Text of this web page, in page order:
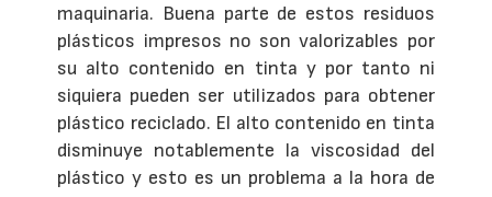
maquinaria. Buena parte de estos residuos
plásticos impresos no son valorizables por
su alto contenido en tinta y por tanto ni
siquiera pueden ser utilizados para obtener
plástico reciclado. El alto contenido en tinta
disminuye notablemente la viscosidad del
plástico y esto es un problema a la hora de